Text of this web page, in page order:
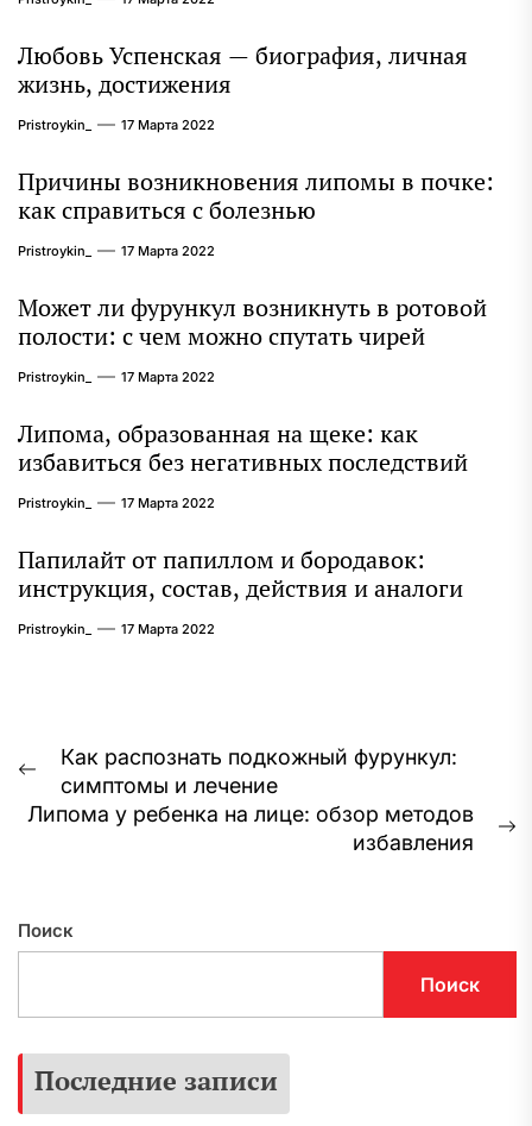
интересные факты из личной жизни!
Любовь Успенская — биография, личная
жизнь, достижения
Pristroykin_ 17 Марта 2022
Причины возникновения липомы в почке:
как справиться с болезнью
Pristroykin_ 17 Марта 2022
Может ли фурункул возникнуть в ротовой
полости: с чем можно спутать чирей
Pristroykin_ 17 Марта 2022
Липома, образованная на щеке: как
избавиться без негативных последствий
Pristroykin_ 17 Марта 2022
Папилайт от папиллом и бородавок:
инструкция, состав, действия и аналоги
Pristroykin_ 17 Марта 2022
Навигация
по
записям
Предыдущая
запись:
Как распознать подкожный фурункул:
симптомы и лечение
Липома у ребенка на лице: обзор методов
избавления
Поиск
Поиск
Последние записи